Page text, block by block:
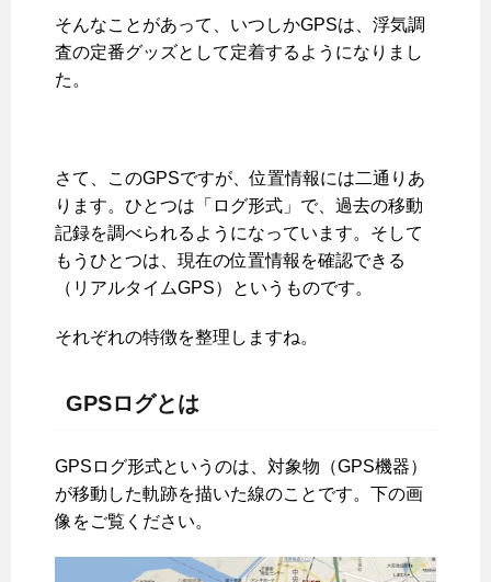
そんなことがあって、いつしかGPSは、浮気調
査の定番グッズとして定着するようになりまし
た。
さて、このGPSですが、位置情報には二通りあ
ります。ひとつは「ログ形式」で、過去の移動
記録を調べられるようになっています。そして
もうひとつは、現在の位置情報を確認できる
（リアルタイムGPS）というものです。
それぞれの特徴を整理しますね。
GPSログとは
GPSログ形式というのは、対象物（GPS機器）
が移動した軌跡を描いた線のことです。下の画
像をご覧ください。